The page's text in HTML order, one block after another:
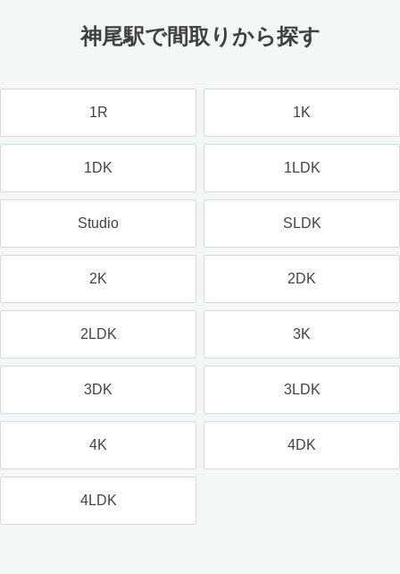
神尾駅で間取りから探す
1R 1K
1DK 1LDK
Studio SLDK
2K 2DK
2LDK 3K
3DK 3LDK
4K 4DK
4LDK